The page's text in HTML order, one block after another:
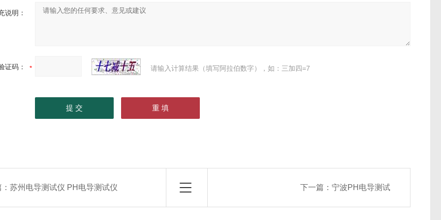
说明：
证码： 请输入计算结果（填写阿拉伯数字），如：三加四=7
：苏州电导测试仪 PH电导测试仪 下一篇： 宁波PH电导测试